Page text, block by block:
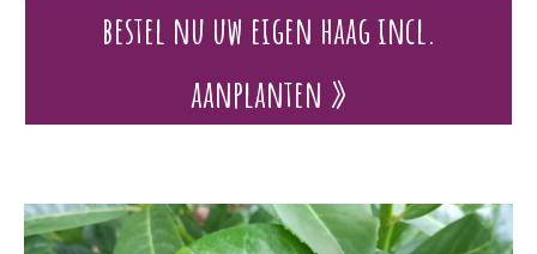
bestel nu uw eigen haag incl.
aanplanten »